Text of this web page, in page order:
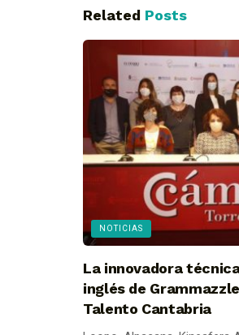
Related Posts
NOTICIAS
La innovadora
inglés de
Talento Cantabria